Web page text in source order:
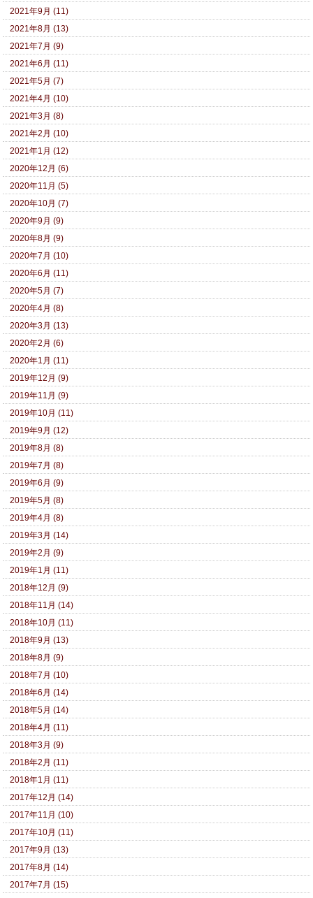
2021年9月 (11)
2021年8月 (13)
2021年7月 (9)
2021年6月 (11)
2021年5月 (7)
2021年4月 (10)
2021年3月 (8)
2021年2月 (10)
2021年1月 (12)
2020年12月 (6)
2020年11月 (5)
2020年10月 (7)
2020年9月 (9)
2020年8月 (9)
2020年7月 (10)
2020年6月 (11)
2020年5月 (7)
2020年4月 (8)
2020年3月 (13)
2020年2月 (6)
2020年1月 (11)
2019年12月 (9)
2019年11月 (9)
2019年10月 (11)
2019年9月 (12)
2019年8月 (8)
2019年7月 (8)
2019年6月 (9)
2019年5月 (8)
2019年4月 (8)
2019年3月 (14)
2019年2月 (9)
2019年1月 (11)
2018年12月 (9)
2018年11月 (14)
2018年10月 (11)
2018年9月 (13)
2018年8月 (9)
2018年7月 (10)
2018年6月 (14)
2018年5月 (14)
2018年4月 (11)
2018年3月 (9)
2018年2月 (11)
2018年1月 (11)
2017年12月 (14)
2017年11月 (10)
2017年10月 (11)
2017年9月 (13)
2017年8月 (14)
2017年7月 (15)